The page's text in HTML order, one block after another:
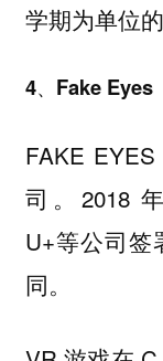
学期为单位
4、Fake
FAKE
司。2018
U+等公司签
同。